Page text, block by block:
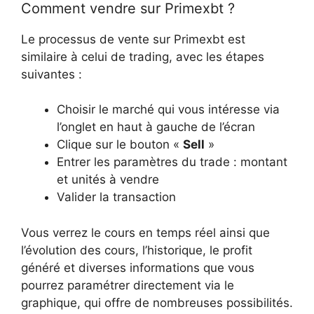
Comment vendre sur Primexbt ?
Le processus de vente sur Primexbt est
similaire à celui de trading, avec les étapes
suivantes :
Choisir le marché qui vous intéresse via
l’onglet en haut à gauche de l’écran
Clique sur le bouton « Sell »
Entrer les paramètres du trade : montant
et unités à vendre
Valider la transaction
Vous verrez le cours en temps réel ainsi que
l’évolution des cours, l’historique, le profit
généré et diverses informations que vous
pourrez paramétrer directement via le
graphique, qui offre de nombreuses possibilités.